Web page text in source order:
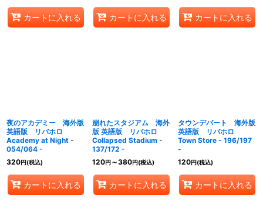
カートに入れる カートに入れる カートに入れる
夜のアカデミー 海外版
英語版 リバホロ
Academy at Night -
054/064 -
320円(税込)
カートに入れる
崩れたスタジアム 海外
版 英語版 リバホロ
Collapsed Stadium -
137/172 -
120円～380円(税込)
カートに入れる
タウンデパート 海外版
英語版 リバホロ
Town Store - 196/197
-
120円(税込)
カートに入れる